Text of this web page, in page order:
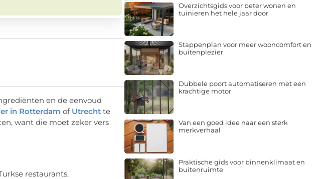
en de eenvoud
in Rotterdam of Utrecht te
want die moet zeker vers
restaurants,
Overzichtsgids voor beter wonen en
tuinieren het hele jaar door
Stappenplan voor meer wooncomfort en
buitenplezier
Dubbele poort automatiseren met een
krachtige motor
Van een goed idee naar een sterk
merkverhaal
Praktische gids voor binnenklimaat en
buitenruimte